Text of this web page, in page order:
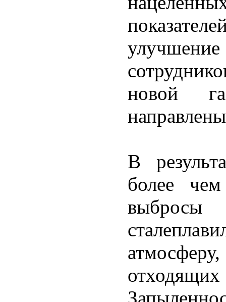
новой
В
более
выбросы